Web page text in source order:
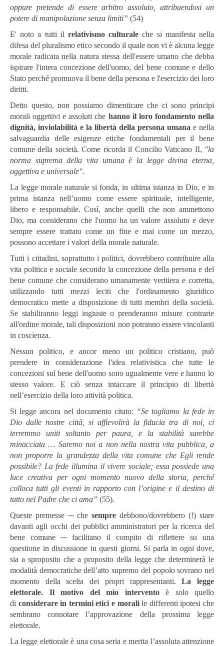
oppure pretende di essere arbitro assoluto, attribuendosi un
potere di manipolazione senza limiti” (54)
E' noto a tutti il relativismo culturale che si manifesta nella
difesa del pluralismo etico secondo il quale non vi è alcuna legge
morale radicata nella natura stessa dell'essere umano che debba
ispirare l'intera concezione dell'uomo, del bene comune e dello
Stato perché promuova il bene della persona e l'esercizio dei loro
diritti.
Detto questo, non possiamo dimenticare che ci sono principi
morali oggettivi e assoluti che hanno il loro fondamento nella
dignità, inviolabilità e la libertà della persona umana e nella
salvaguardia delle esigenze etiche fondamentali per il bene
comune della società. Come ricorda il Concilio Vaticano II, "la
norma suprema della vita umana è la legge divina eterna,
oggettiva e universale".
La legge morale naturale si fonda, in ultima istanza in Dio, e in
prima istanza nell’uomo come essere spirituale, intelligente,
libero e responsabile. Così, anche quelli che non ammettono
Dio, ma considerano che l'uomo ha un valore assoluto e deve
sempre essere trattato come un fine e mai come un mezzo,
possono accettare i valori della morale naturale.
Tutti i cittadini, soprattutto i politici, dovrebbero contribuire alla
vita politica e sociale secondo la concezione della persona e del
bene comune che considerano umanamente veritiera e corretta,
utilizzando tutti mezzi leciti che l'ordinamento giuridico
democratico mette a disposizione di tutti membri della società.
Se stabiliranno leggi ingiuste o prenderanno misure contrarie
all'ordine morale, tali disposizioni non potranno essere vincolanti
in coscienza.
Nessun politico, e ancor meno un politico cristiano, può
prendere in considerazione l'idea relativistica che tutte le
concezioni sul bene dell'uomo sono ugualmente vere e hanno lo
stesso valore. E ciò senza intaccare il principio di libertà
nell’esercizio della loro attività politica.
Si legge ancora nel documento citato: “Se togliamo la fede in
Dio dalle nostre città, si affievolirà la fiducia tra di noi, ci
terremmo uniti soltanto per paura, e la stabilità sarebbe
minacciata … Saremo noi a non nella nostra vita pubblica, a
non proporre la grandezza della vita comune che Egli rende
possibile? La fede illumina il vivere sociale; essa possiede una
luce creativa per ogni momento nuovo della storia, perché
colloca tutti gli eventi in rapporto con l’origine e il destino di
tutto nel Padre che ci ama” (55).
Queste premesse ─ che sempre debbono/dovrebbero (!) stare
davanti agli occhi dei pubblici amministratori per la ricerca del
bene comune ─ facilitano il compito di riflettere su una
questione in discussione in questi giorni. Si parla in ogni dove,
sia a sproposito che a proposito della legge che determinerà le
modalità democratiche dell’atto supremo del popolo sovrano nel
momento della scelta dei propri rappresentanti.La legge
elettorale. Il motivo del mio intervento è solo quello
di considerare in termini etici e moralile differenti ipotesi che
sembrano connotare l’approvazione della prossima legge
elettorale.
La legge elettorale è una cosa seria e merita l’assoluta attenzione